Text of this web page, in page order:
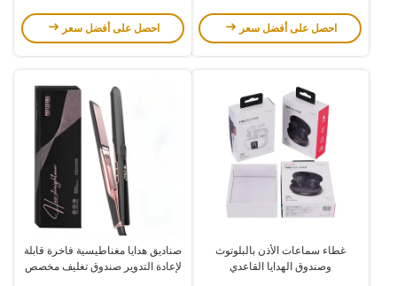
احصل على أفضل سعر
احصل على أفضل سعر
غطاء سماعات الأذن بالبلوتوث
وصندوق الهدايا القاعدي
صناديق هدايا مغناطيسية فاخرة قابلة
لإعادة التدوير صندوق تغليف مخصص